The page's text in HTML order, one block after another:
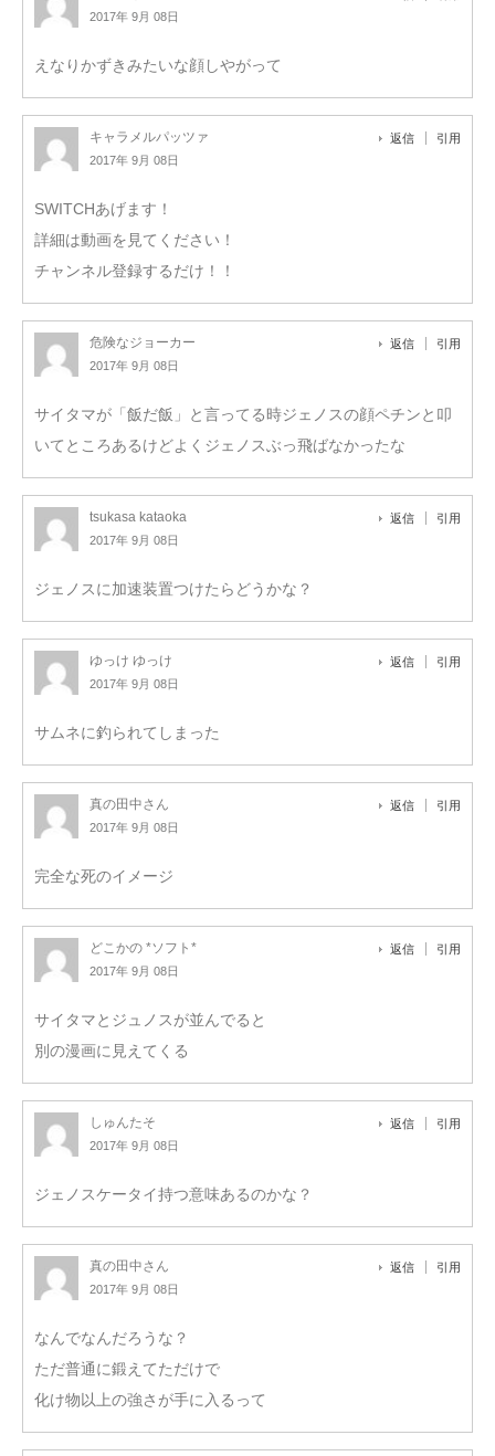
2017年 9月 08日
えなりかずきみたいな顔しやがって
キャラメルパッツァ
2017年 9月 08日
返信 引用
SWITCHあげます！
詳細は動画を見てください！
チャンネル登録するだけ！！
危険なジョーカー
2017年 9月 08日
返信 引用
サイタマが「飯だ飯」と言ってる時ジェノスの顔ペチンと叩
いてところあるけどよくジェノスぶっ飛ばなかったな
tsukasa kataoka
2017年 9月 08日
返信 引用
ジェノスに加速装置つけたらどうかな？
ゆっけ ゆっけ
2017年 9月 08日
返信 引用
サムネに釣られてしまった
真の田中さん
2017年 9月 08日
返信 引用
完全な死のイメージ
どこかの *ソフト*
2017年 9月 08日
返信 引用
サイタマとジュノスが並んでると
別の漫画に見えてくる
しゅんたそ
2017年 9月 08日
返信 引用
ジェノスケータイ持つ意味あるのかな？
真の田中さん
2017年 9月 08日
返信 引用
なんでなんだろうな？
ただ普通に鍛えてただけで
化け物以上の強さが手に入るって